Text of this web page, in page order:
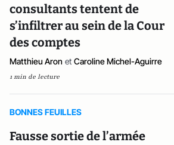
consultants tentent de
s’infiltrer au sein de la Cour
des comptes
Matthieu Aron et Caroline Michel-Aguirre
1 min de lecture
BONNES FEUILLES
Fausse sortie de l’armée